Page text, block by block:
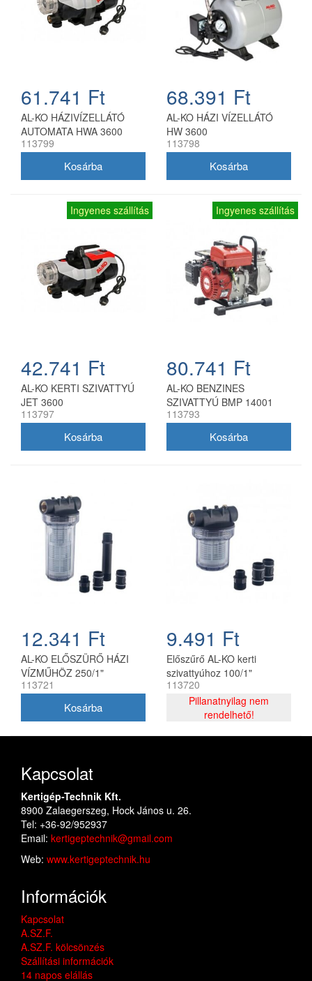
61.741 Ft
AL-KO HÁZIVÍZELLÁTÓ
AUTOMATA HWA 3600
113799
68.391 Ft
AL-KO HÁZI VÍZELLÁTÓ
HW 3600
113798
Ingyenes szállítás
42.741 Ft
AL-KO KERTI SZIVATTYÚ
JET 3600
113797
Ingyenes szállítás
80.741 Ft
AL-KO BENZINES
SZIVATTYÚ BMP 14001
113793
12.341 Ft
AL-KO ELŐSZÜRŐ HÁZI
VÍZMŰHÖZ 250/1"
113721
9.491 Ft
Előszűrő AL-KO kerti
szivattyúhoz 100/1"
113720
Pillanatnyilag nem
rendelhető!
Kapcsolat
Kertigép-Technik Kft.
8900 Zalaegerszeg, Hock János u. 26.
Tel: +36-92/952937
Email: kertigeptechnik@gmail.com
Web: www.kertigeptechnik.hu
Információk
Kapcsolat
A.SZ.F.
A.SZ.F. kölcsönzés
Szállítási információk
14 napos elállás